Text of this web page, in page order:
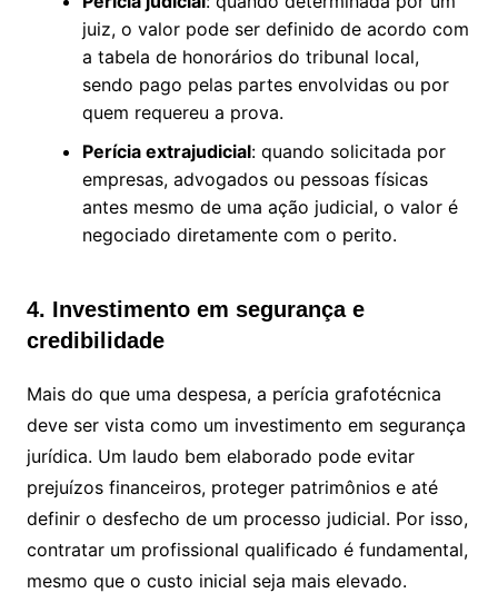
juiz, o valor pode ser definido de acordo com
a tabela de honorários do tribunal local,
sendo pago pelas partes envolvidas ou por
quem requereu a prova.
Perícia extrajudicial: quando solicitada por
empresas, advogados ou pessoas físicas
antes mesmo de uma ação judicial, o valor é
negociado diretamente com o perito.
4. Investimento em segurança e
credibilidade
Mais do que uma despesa, a perícia grafotécnica
deve ser vista como um investimento em segurança
jurídica. Um laudo bem elaborado pode evitar
prejuízos financeiros, proteger patrimônios e até
definir o desfecho de um processo judicial. Por isso,
contratar um profissional qualificado é fundamental,
mesmo que o custo inicial seja mais elevado.